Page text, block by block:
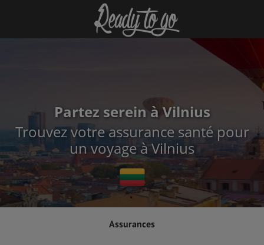
Partez serein à Vilnius
Trouvez votre assurance santé pour
un voyage à Vilnius
Assurances